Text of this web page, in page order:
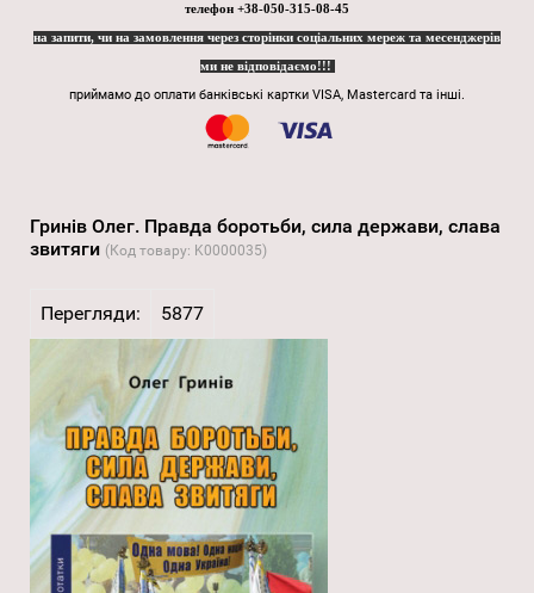
телефон +38-050-315-08-45
на запити, чи на замовлення через сторінки соціальних мереж та месенджерів
ми не відповідаємо!!!
приймамо до оплати банківські картки VISA, Mastercard та інші.
Гринів Олег. Правда боротьби, сила держави, слава
звитяги (Код товару: K0000035)
Перегляди: 5877